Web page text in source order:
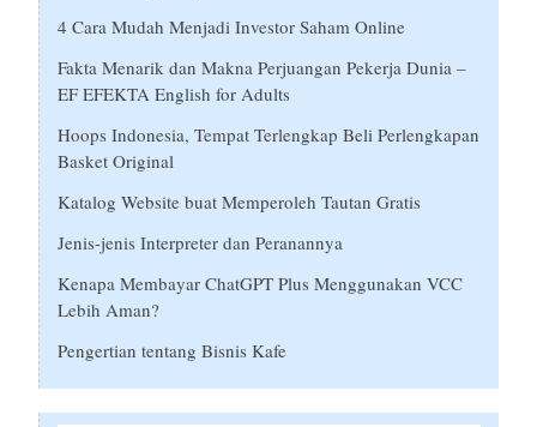
4 Cara Mudah Menjadi Investor Saham Online
Fakta Menarik dan Makna Perjuangan Pekerja Dunia –
EF EFEKTA English for Adults
Hoops Indonesia, Tempat Terlengkap Beli Perlengkapan
Basket Original
Katalog Website buat Memperoleh Tautan Gratis
Jenis-jenis Interpreter dan Peranannya
Kenapa Membayar ChatGPT Plus Menggunakan VCC
Lebih Aman?
Pengertian tentang Bisnis Kafe